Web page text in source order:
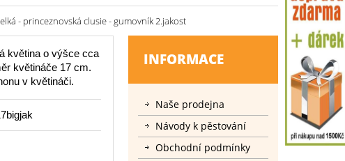
- princeznovská clusie - gumovník 2.jakost
květina o výšce cca
květináče 17 cm.
v květináči.
INFORMACE
Naše prodejna
Návody k pěstování
Obchodní podmínky